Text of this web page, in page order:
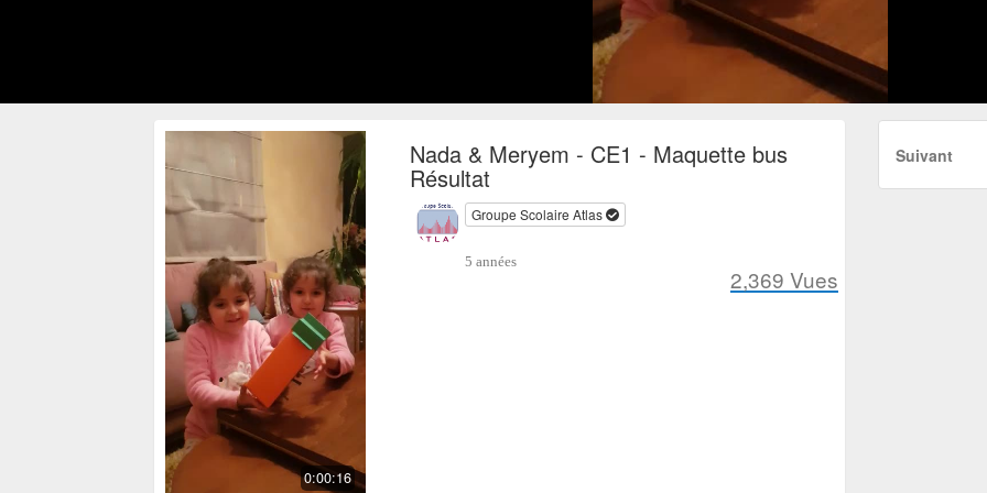
0:00:16
Nada & Meryem - CE1 - Maquette bus
Résultat
Groupe Scolaire Atlas
5 années
2,369 Vues
Suivant